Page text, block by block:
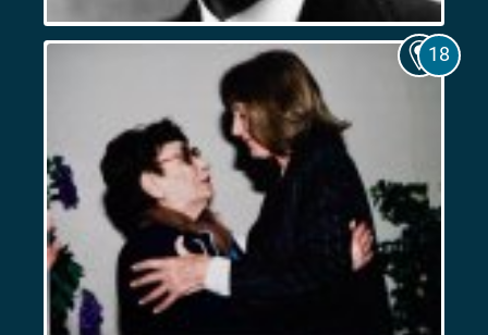
Les
et
de
1922.
Entre
fascination
résistance